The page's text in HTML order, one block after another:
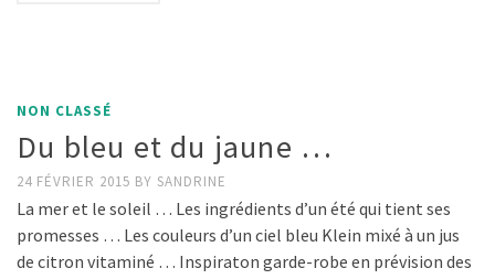
NON CLASSÉ
Du bleu et du jaune …
24 FÉVRIER 2015 BY SANDRINE
La mer et le soleil … Les ingrédients d’un été qui tient ses
promesses … Les couleurs d’un ciel bleu Klein mixé à un jus
de citron vitaminé … Inspiraton garde-robe en prévision des